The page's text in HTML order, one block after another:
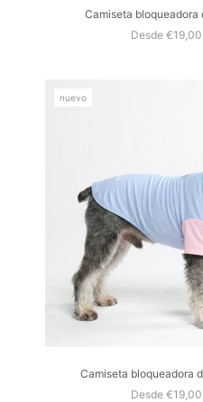
Camiseta bloqueadora
Desde €19,00
nuevo
Camiseta bloqueadora
Desde €19,00